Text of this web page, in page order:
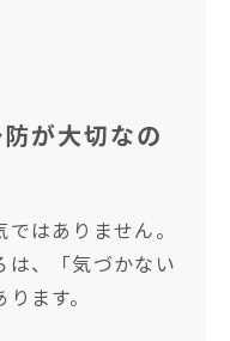
が大切なの
はありません。
は、「気づかない
ます。